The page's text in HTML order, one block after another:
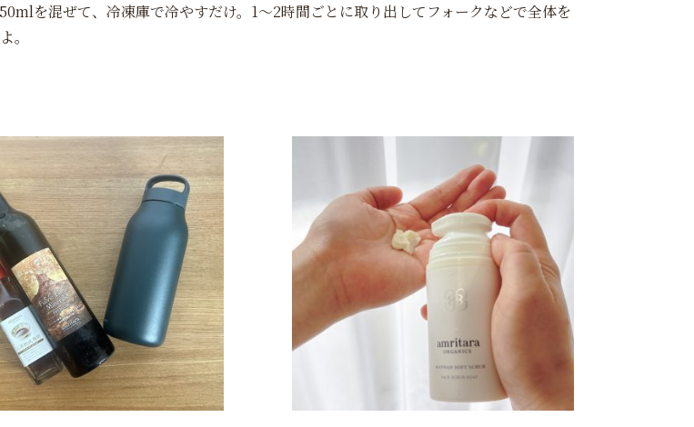
を混ぜて、冷凍庫で冷やすだけ。1～2時間ごとに取り出してフォークなどで全体を
。